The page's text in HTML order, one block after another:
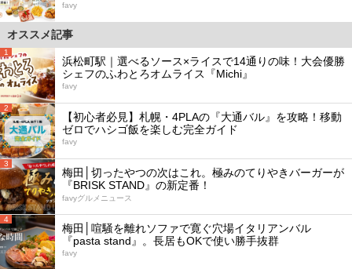
favy
オススメ記事
1
浜松町駅｜選べるソース×ライスで14通りの味！大会優勝
シェフのふわとろオムライス『Michi』
favy
2
【初心者必見】札幌・4PLAの『大通バル』を攻略！移動
ゼロでハシゴ飯を楽しむ完全ガイド
favy
3
梅田│切ったやつの次はこれ。極みのてりやきバーガーが
『BRISK STAND』の新定番！
favyグルメニュース
4
梅田│喧騒を離れソファで寛ぐ穴場イタリアンバル
『pasta stand』。長居もOKで使い勝手抜群
favy